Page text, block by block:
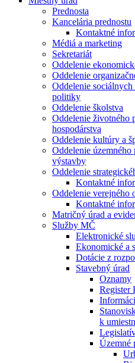
Prednosta
Kancelária prednostu
Kontaktné
Médiá a marketing
Sekretariát
Oddelenie
Oddelenie
Oddelenie
politiky
Oddelenie školstva
Oddelenie životného
hospodárstva
Oddelenie kultúry a
Oddelenie územného
výstavby
Oddelenie
Kontaktné
Oddelenie verejného
Kontaktné
Matričný úrad a
Služby MČ
Elektronické
Ekonomické a
Dotácie z
Stavebný úrad
Oznamy
Register
k
Územné